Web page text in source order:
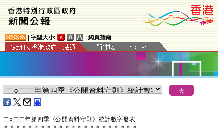
字型大小: 網頁指南
二○二二年第四季《公開資料守則》統計數字發表
＊ ＊ ＊ ＊ ＊ ＊ ＊ ＊ ＊ ＊ ＊ ＊ ＊ ＊ ＊ ＊ ＊ ＊ ＊ ＊ ＊ ＊